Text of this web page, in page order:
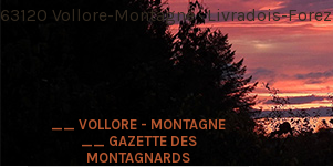
__ VOLLORE - MONTAGNE
__ GAZETTE DES
MONTAGNARDS
63120 Vollore-Montagne · Livradois-Forez